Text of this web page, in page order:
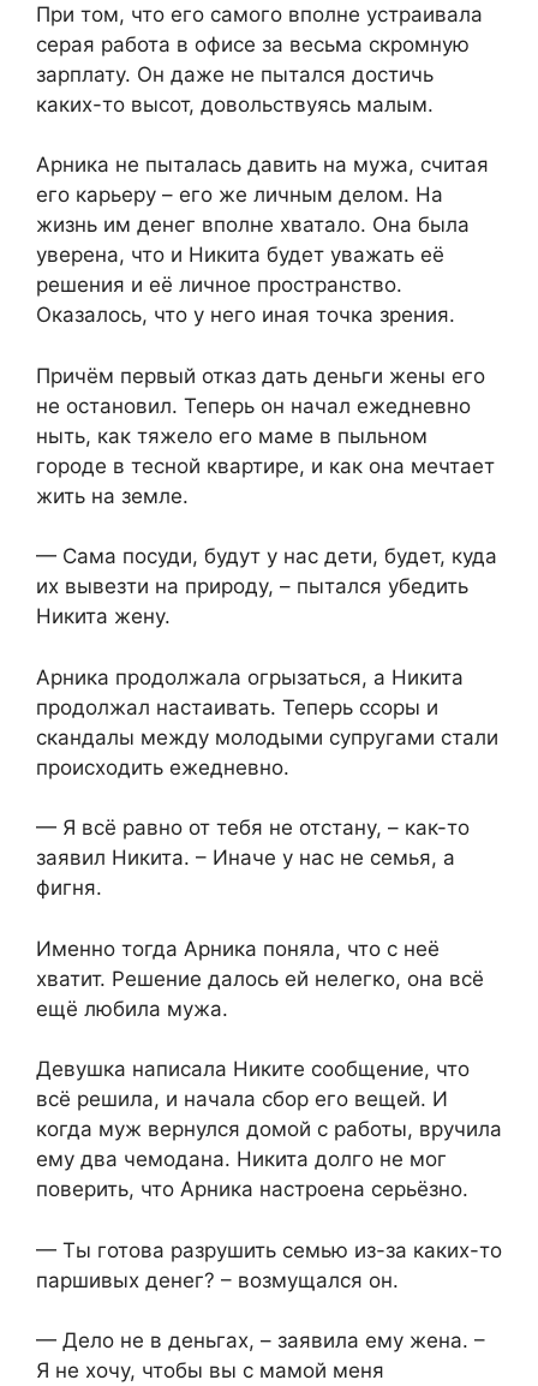
При том, что его самого вполне устраивала
серая работа в офисе за весьма скромную
зарплату. Он даже не пытался достичь
каких-то высот, довольствуясь малым.
Арника не пыталась давить на мужа, считая
его карьеру – его же личным делом. На
жизнь им денег вполне хватало. Она была
уверена, что и Никита будет уважать её
решения и её личное пространство.
Оказалось, что у него иная точка зрения.
Причём первый отказ дать деньги жены его
не остановил. Теперь он начал ежедневно
ныть, как тяжело его маме в пыльном
городе в тесной квартире, и как она мечтает
жить на земле.
— Сама посуди, будут у нас дети, будет, куда
их вывезти на природу, – пытался убедить
Никита жену.
Арника продолжала огрызаться, а Никита
продолжал настаивать. Теперь ссоры и
скандалы между молодыми супругами стали
происходить ежедневно.
— Я всё равно от тебя не отстану, – как-то
заявил Никита. – Иначе у нас не семья, а
фигня.
Именно тогда Арника поняла, что с неё
хватит. Решение далось ей нелегко, она всё
ещё любила мужа.
Девушка написала Никите сообщение, что
всё решила, и начала сбор его вещей. И
когда муж вернулся домой с работы, вручила
ему два чемодана. Никита долго не мог
поверить, что Арника настроена серьёзно.
— Ты готова разрушить семью из-за каких-то
паршивых денег? – возмущался он.
— Дело не в деньгах, – заявила ему жена. –
Я не хочу, чтобы вы с мамой меня